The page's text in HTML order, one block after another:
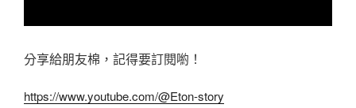
分享給朋友棉，記得要訂閱喲！
https://www.youtube.com/@Eton-story